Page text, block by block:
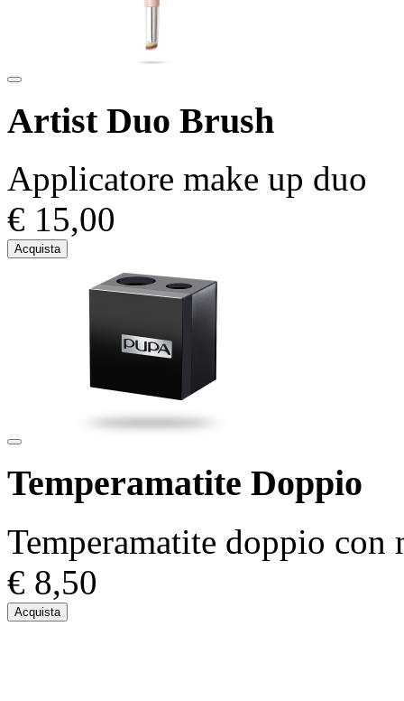
Artist Duo Brush
Applicatore make up duo
€ 15,00
Acquista
Temperamatite Doppio
Temperamatite doppio con
€ 8,50
Acquista